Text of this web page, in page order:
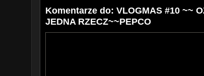
Komentarze do: VLOGMAS #10 ~~
JEDNA RZECZ~~PEPCO